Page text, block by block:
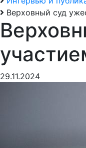
Верховный суд
29.11.2024